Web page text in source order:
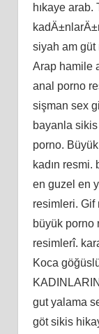
hıkaye
siyah am güt
Arap hamile
anal porno
sişman sex
bayanla
porno.
kadın
en guzel en
resimleri. Gif
büyük porno
resimlerî.
Koca
gut yalama
göt sikis